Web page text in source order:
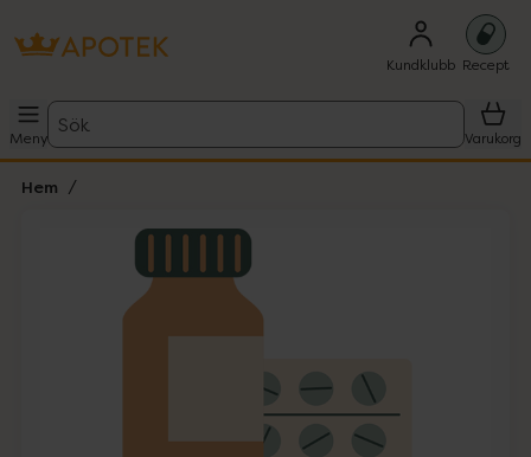
Kundklubb Recept
Meny
Sök
Varukorg
Hem
Lista: . Innehåller 1 objekt.